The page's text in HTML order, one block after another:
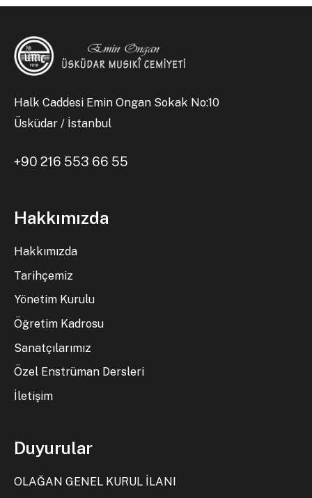
Halk Caddesi Emin Ongan Sokak No:10
Üsküdar / İstanbul
+90 216 553 66 55
Hakkımızda
Hakkımızda
Tarihçemiz
Yönetim Kurulu
Öğretim Kadrosu
Sanatçılarımız
Özel Enstrüman Dersleri
İletişim
Duyurular
OLAĞAN GENEL KURUL İLANI